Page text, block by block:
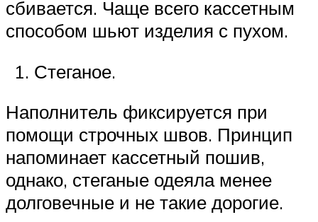
сбивается. Чаще всего кассетным
способом шьют изделия с пухом.
Стеганое.
Наполнитель фиксируется при
помощи строчных швов. Принцип
напоминает кассетный пошив,
однако, стеганые одеяла менее
долговечные и не такие дорогие.